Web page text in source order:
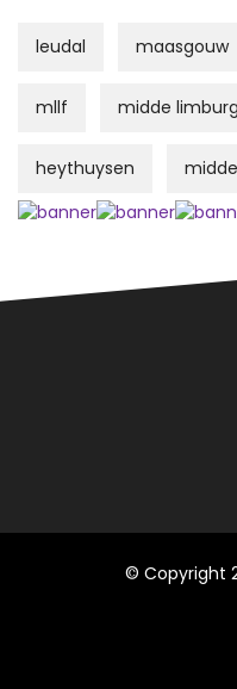
leudal maasgouw
mllf midde
heythuysen
© Copyright